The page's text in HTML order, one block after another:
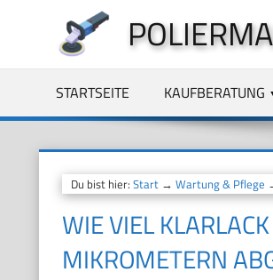
springen
STARTSEITE KAUFBERATUNG
Du bist hier: Start→ Wartung & Pflege
WIE VIEL
MIKROMETERN